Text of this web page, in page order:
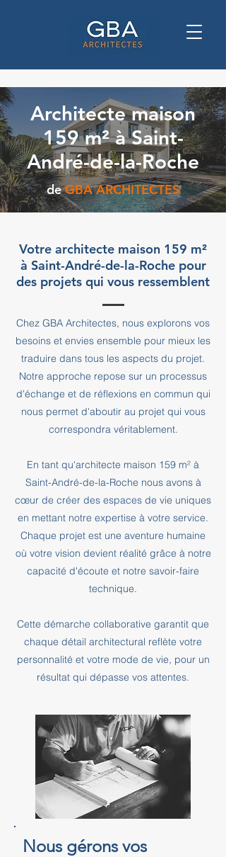
Architecte maison
159 m² à Saint-
André-de-la-Roche
de GBA ARCHITECTES
Votre architecte maison 159 m²
à Saint-André-de-la-Roche pour
des projets qui vous ressemblent
Chez GBA Architectes, nous explorons vos
besoins et envies ensemble pour mieux les
traduire dans tous les aspects du projet.
Notre approche repose sur un processus
d'échange et de réflexions en commun qui
nous permet d'aboutir au projet qui vous
correspondra véritablement.
En tant qu'architecte maison 159 m² à
Saint-André-de-la-Roche nous avons à
cœur de créer des espaces de vie uniques
en mettant notre expertise à votre service.
Chaque projet est une aventure humaine
où votre vision devient réalité grâce à notre
capacité d'écoute et notre savoir-faire
technique.
Cette démarche collaborative garantit que
chaque détail architectural reflète votre
personnalité et votre mode de vie, pour un
résultat qui dépasse vos attentes.
Nous gérons vos